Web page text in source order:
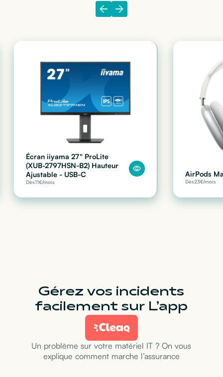
Écran iiyama 27" ProLite
(XUB-2797HSN-B2) Hauteur
Ajustable - USB-C
Dès11€/mois
AirPods
Dès23€/mois
Gérez vos incidents
facilement sur L’app
Un problème sur votre matériel IT ? On vous
explique comment marche l’assurance